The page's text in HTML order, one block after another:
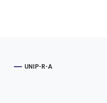
UNIP-R-A